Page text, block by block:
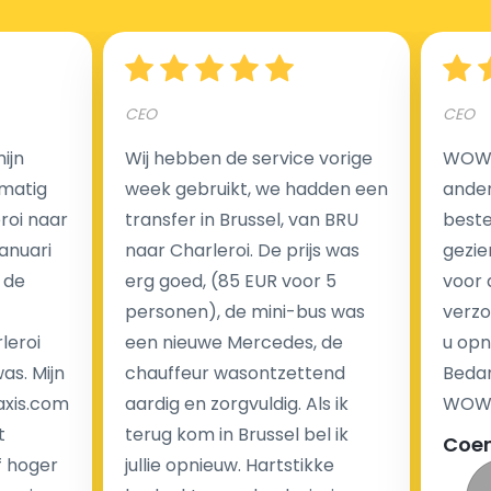
Hoeveel kost een luchthaven taxi transfer?
Een van de meest aantrekkelijke voordelen van
luchthaventaxi's is een vast tarief voor uw rit. In
tegenstelling tot traditionele taxi's met taxameter
brengen wij u geen extra kosten in rekening voor de
nachtrit.
We hebben geen ophaaltarief of extra kosten voor
wachttijd als uw vlucht vertraging heeft.
Kijk op onze website voor meer informatie over uw
transferkosten. Ons boekingsformulier bevat alle
mogelijke extra's die u kunt kiezen en de prijs die u
naar
Mijn
hoger
CEO
Wij hebben de service vorige
week gebruikt, we hadden een
transfer in Brussel, van BRU
naar Charleroi. De prijs was
erg goed, (85 EUR voor 5
personen), de mini-bus was
een nieuwe Mercedes, de
chauffeur wasontzettend
aardig en zorgvuldig. Als ik
terug kom in Brussel bel ik
jullie opnieuw. Hartstikke
CEO
voor
u